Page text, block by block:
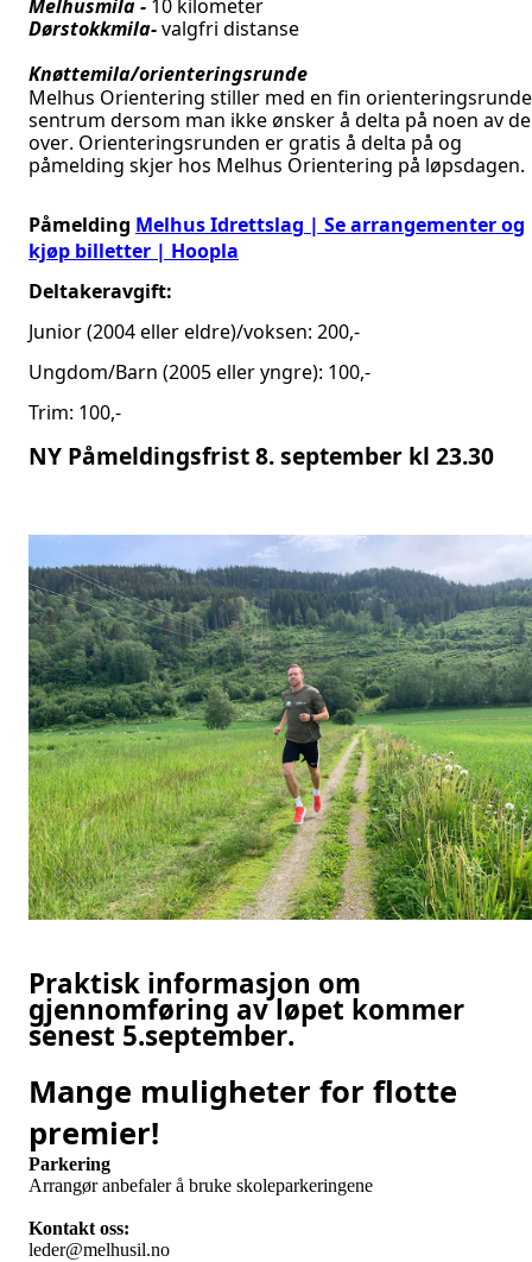
Melhusmila - 10 kilometer
Dørstokkmila-valgfri distanse
Knøttemila/orienteringsrunde
Melhus Orientering stiller med en fin
sentrum dersom man ikke ønsker å delta på noen av de
over. Orienteringsrunden er gratis å delta på og
påmelding skjer hos Melhus Orientering på løpsdagen.
Påmelding Melhus Idrettslag | Se arrangementer og
kjøp billetter | Hoopla
Deltakeravgift:
Junior (2004 eller eldre)/voksen: 200,-
Ungdom/Barn (2005 eller yngre): 100,-
Trim: 100,-
NY Påmeldingsfrist 8. september kl 23.30
Praktisk informasjon om
gjennomføring av løpet kommer
senest 5.september.
Mange muligheter for flotte
premier!
Parkering
Arrangør anbefaler å bruke skoleparkeringene
Kontakt oss:
leder@melhusil.no